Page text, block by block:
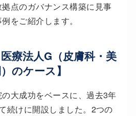
点のガバナンス構築に見事
をご紹介します。
医療法人G（皮膚科・美
のケース】
大成功をベースに、過去3年
続けに開設しました。2つの